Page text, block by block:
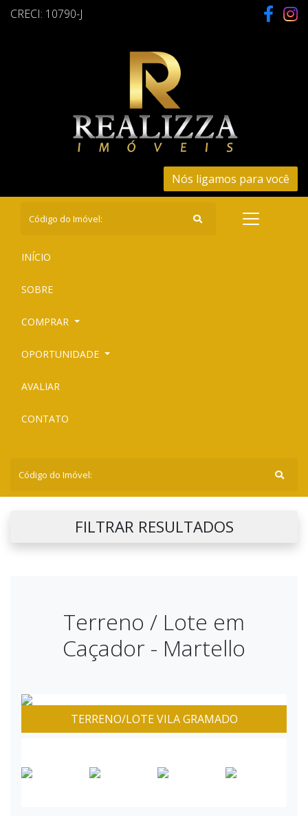
CRECI: 10790-J
Nós ligamos para você
INÍCIO
SOBRE(CURRENT)
COMPRAR
OPORTUNIDADE
AVALIAR
CONTATO
FILTRAR RESULTADOS
Terreno / Lote em
Caçador - Martello
TERRENO/LOTE VILA GRAMADO